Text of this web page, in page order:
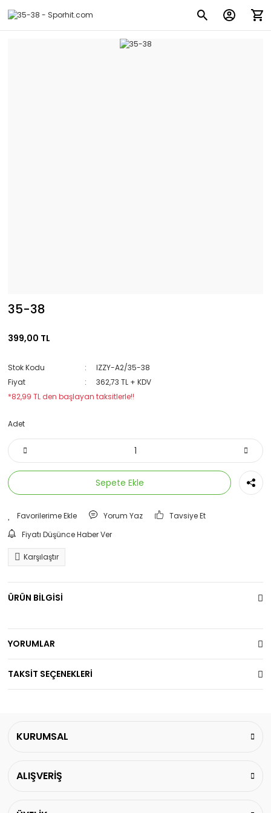
35-38
399,00 TL
Stok Kodu
IZZY-A2/35-38
Fiyat
362,73 TL + KDV
*82,99 TL den başlayan taksitlerle!!
Adet
Sepete Ekle
Yorum Yaz
Tavsiye Et
Fiyatı Düşünce Haber Ver
Karşılaştır
ÜRÜN BİLGİSİ
YORUMLAR
TAKSİT SEÇENEKLERİ
KURUMSAL
ALIŞVERİŞ